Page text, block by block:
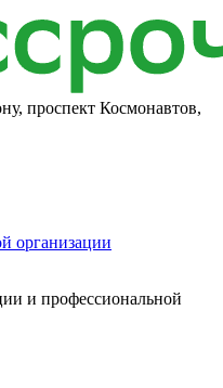
проспект Космонавтов,
организации
и профессиональной